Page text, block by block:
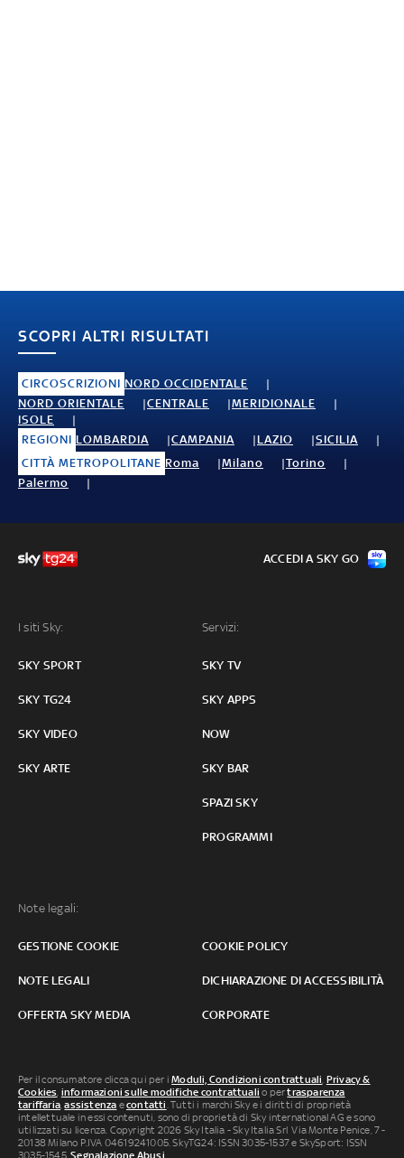
SCOPRI ALTRI RISULTATI
CIRCOSCRIZIONI NORD OCCIDENTALE
NORD ORIENTALE
CENTRALE
MERIDIONALE
ISOLE
REGIONI LOMBARDIA CAMPANIA LAZIO
SICILIA
CITTÀ METROPOLITANE Roma Milano
Torino
Palermo
I siti Sky:
SKY SPORT
SKY TG24
SKY VIDEO
SKY ARTE
Servizi:
SKY TV
SKY APPS
NOW
SKY BAR
SPAZI SKY
PROGRAMMI
Note legali:
GESTIONE COOKIE COOKIE POLICY
NOTE LEGALI DICHIARAZIONE DI ACCESSIBILITÀ
OFFERTA SKY MEDIA CORPORATE
ACCEDI A SKY GO
Per il consumatore clicca qui per iModuli, Condizioni contrattuali, Privacy &
Cookies, informazioni sulle modifiche contrattuali o pertrasparenza
tariffaria,assistenza econtatti. Tutti i marchi Sky e i diritti di proprietà
intellettuale in essi contenuti, sono di proprietà di Sky international AG e sono
utilizzati su licenza. Copyright 2026 Sky Italia - Sky Italia Srl Via Monte Penice, 7 -
20138 Milano P.IVA 04619241005. SkyTG24: ISSN 3035-1537 e SkySport: ISSN
3035-1545.Segnalazione Abusi